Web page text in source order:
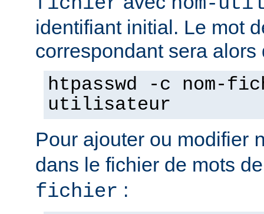
identifiant initial. Le mot
correspondant sera alors
htpasswd -c nom-
utilisateur
Pour ajouter ou modifier
dans le fichier de mots
fichier :